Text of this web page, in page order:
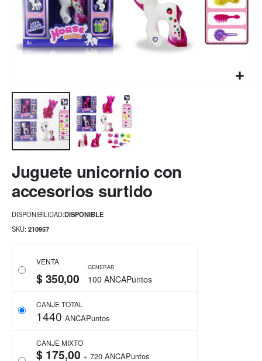
comienzo
de
galería
de
Juguete unicornio con
accesorios surtido
DISPONIBILIDAD:DISPONIBLE
SKU 210957
VENTA
$ 350,00
GENERAR
100 ANCAPuntos
CANJE TOTAL
1440ANCAPuntos
CANJE MIXTO
$ 175,00 +720 ANCAPuntos